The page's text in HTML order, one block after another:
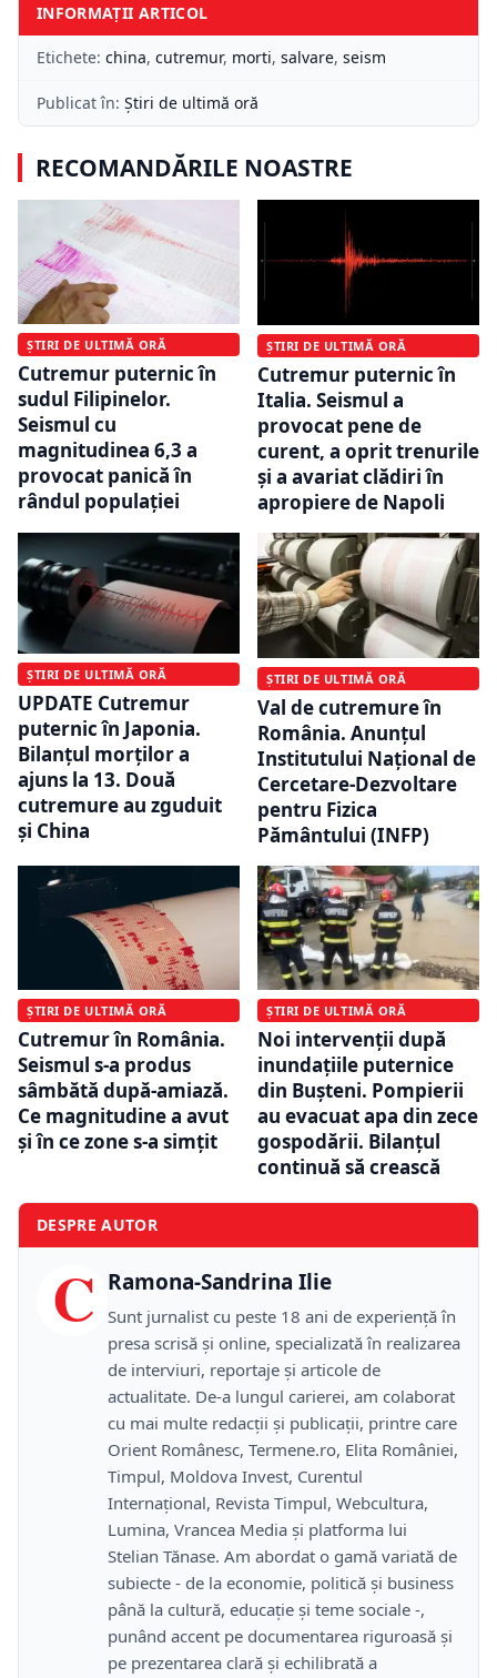
INFORMAȚII ARTICOL
Etichete: china, cutremur, morti, salvare, seism
Publicat în: Știri de ultimă oră
RECOMANDĂRILE NOASTRE
ȘTIRI DE ULTIMĂ ORĂ
Cutremur puternic în
sudul Filipinelor.
Seismul cu
magnitudinea 6,3 a
provocat panică în
rândul populației
ȘTIRI DE ULTIMĂ ORĂ
Cutremur puternic în
Italia. Seismul a
provocat pene de
curent, a oprit trenurile
și a avariat clădiri în
apropiere de Napoli
ȘTIRI DE ULTIMĂ ORĂ
UPDATE Cutremur
puternic în Japonia.
Bilanțul morților a
ajuns la 13. Două
cutremure au zguduit
și China
ȘTIRI DE ULTIMĂ ORĂ
Val de cutremure în
România. Anunțul
Institutului Național de
Cercetare-Dezvoltare
pentru Fizica
Pământului (INFP)
ȘTIRI DE ULTIMĂ ORĂ
Cutremur în România.
Seismul s-a produs
sâmbătă după-amiază.
Ce magnitudine a avut
și în ce zone s-a simțit
ȘTIRI DE ULTIMĂ ORĂ
Noi intervenții după
inundațiile puternice
din Bușteni. Pompierii
au evacuat apa din zece
gospodării. Bilanțul
continuă să crească
DESPRE AUTOR
C Ramona-Sandrina Ilie
Sunt jurnalist cu peste 18 ani de experiență în
presa scrisă și online, specializată în realizarea
de interviuri, reportaje și articole de
actualitate. De-a lungul carierei, am colaborat
cu mai multe redacții și publicații, printre care
Orient Românesc, Termene.ro, Elita României,
Timpul, Moldova Invest, Curentul
Internațional, Revista Timpul, Webcultura,
Lumina, Vrancea Media și platforma lui
Stelian Tănase. Am abordat o gamă variată de
subiecte - de la economie, politică și business
până la cultură, educație și teme sociale -,
punând accent pe documentarea riguroasă și
pe prezentarea clară și echilibrată a